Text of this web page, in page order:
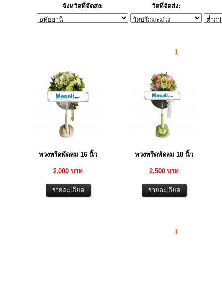
จังหวัดที่จัดส่ง: วัดที่จัดส่ง:
1
พวงหรีดพัดลม 16 นิ้ว
2,000 บาท
พวงหรีดพัดลม 18 นิ้ว
2,500 บาท
1